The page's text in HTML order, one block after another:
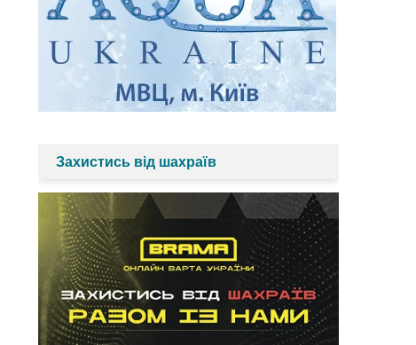
Захистись від шахраїв